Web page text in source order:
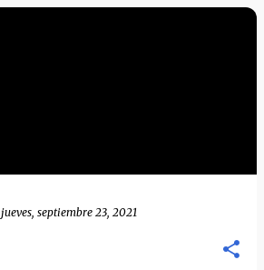
jueves, septiembre 23, 2021